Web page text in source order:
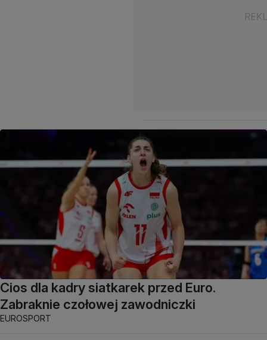
Cios dla kadry siatkarek przed Euro.
Zabraknie czołowej zawodniczki
EUROSPORT